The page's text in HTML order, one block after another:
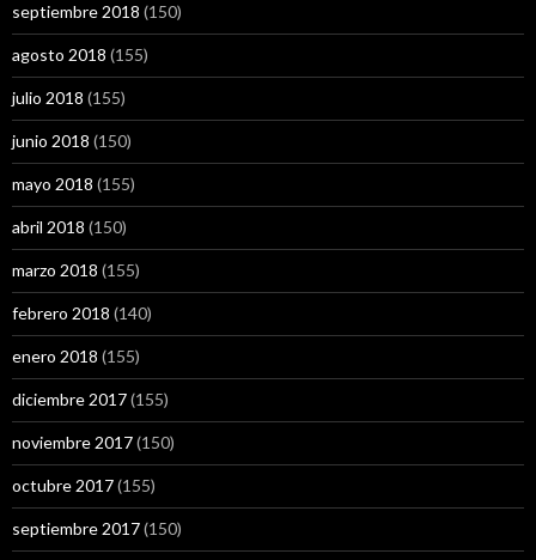
septiembre 2018 (150)
agosto 2018 (155)
julio 2018 (155)
junio 2018 (150)
mayo 2018 (155)
abril 2018 (150)
marzo 2018 (155)
febrero 2018 (140)
enero 2018 (155)
diciembre 2017(155)
noviembre 2017(150)
octubre 2017(155)
septiembre 2017(150)